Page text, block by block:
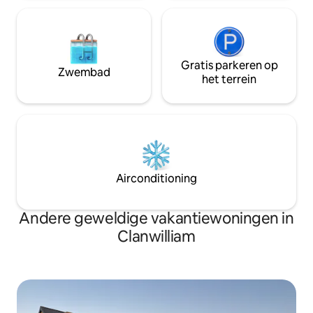
Zwembad
Gratis parkeren op
het terrein
Airconditioning
Andere geweldige vakantiewoningen in
Clanwilliam